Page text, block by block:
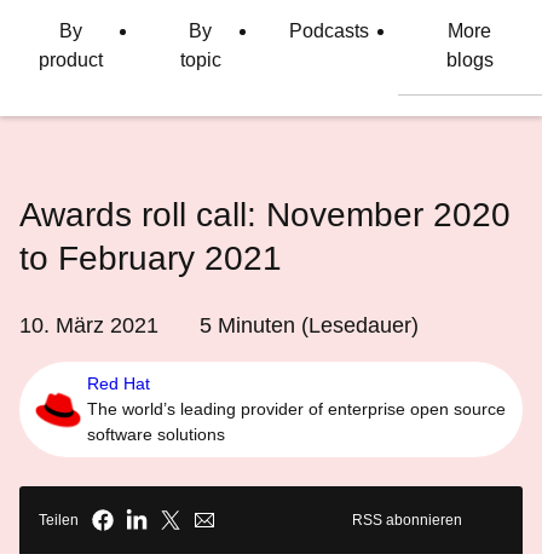
By
product
By
topic
Podcasts
More
blogs
Awards roll call: November 2020
to February 2021
10. März 2021 5 Minuten (Lesedauer)
Red Hat
The world’s leading provider of enterprise open source
software solutions
Teilen RSS abonnieren